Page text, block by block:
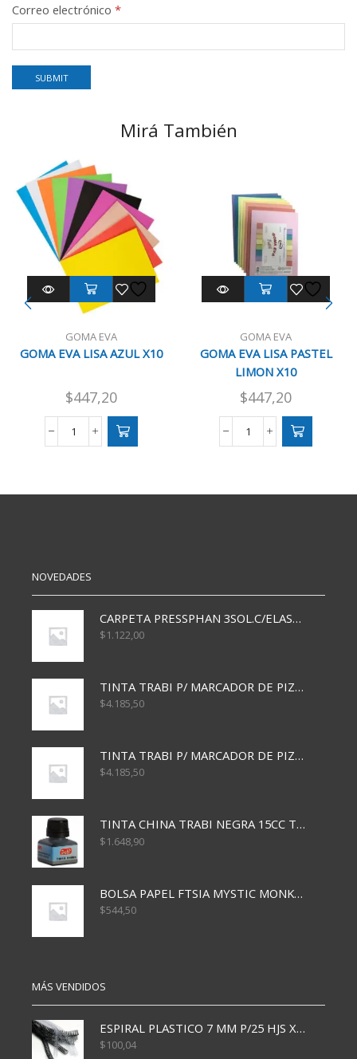
Correo electrónico *
Mirá También
GOMA EVA
GOMA EVA LISA AZUL X10
$447,20
GOMA
X10
GOMA EVA
GOMA EVA LISA PASTEL
LIMON X10
$447,20
GOMA
LIMON
NOVEDADES
CARPETA PRESSPHAN 3SOL.C/ELAST MARRON A4 P01A
$1.122,00
TINTA TRABI P/ MARCADOR DE PIZARRA x30ml AZUL
$4.185,50
TINTA TRABI P/ MARCADOR DE PIZARRA x30ml ROJO
$4.185,50
TINTA CHINA TRABI NEGRA 15CC TR3460
$1.648,90
BOLSA PAPEL FTSIA MYSTIC MONKEY 14/08/20
$544,50
MÁS VENDIDOS
ESPIRAL PLASTICO 7 MM P/25 HJS X50x3000
$100,04